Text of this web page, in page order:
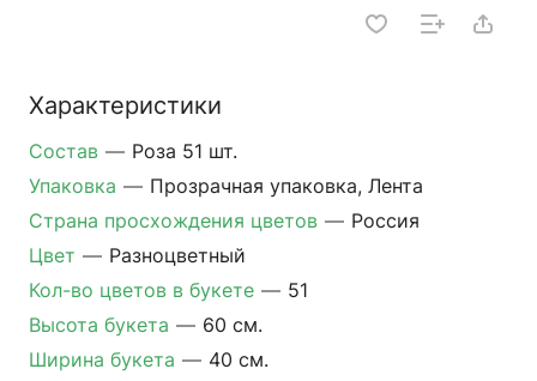
Характеристики
Состав — Роза 51 шт.
Упаковка — Прозрачная упаковка, Лента
Страна просхождения цветов — Россия
Цвет — Разноцветный
Кол-во цветов в букете — 51
Высота букета — 60 см.
Ширина букета — 40 см.